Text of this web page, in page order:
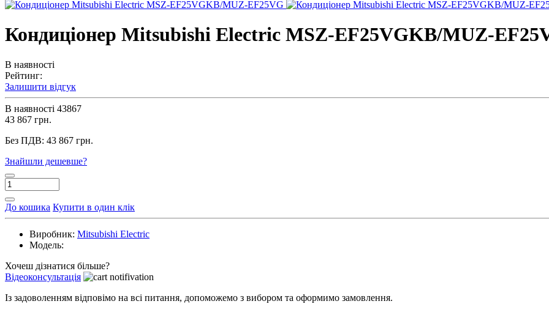
Кондиціонер Mitsubishi Electric MSZ-EF25VGKB/MUZ-
В наявності
Рейтинг:
Залишити відгук
В наявності 43867
43 867 грн.
Без ПДВ: 43 867 грн.
Знайшли дешевше?
До кошика Купити в один клік
Виробник: Mitsubishi Electric
Модель:
Хочеш дізнатися більше?
Відеоконсультація
Із задоволенням відповімо на всі питання, допоможемо з вибором та оформимо замовлення.